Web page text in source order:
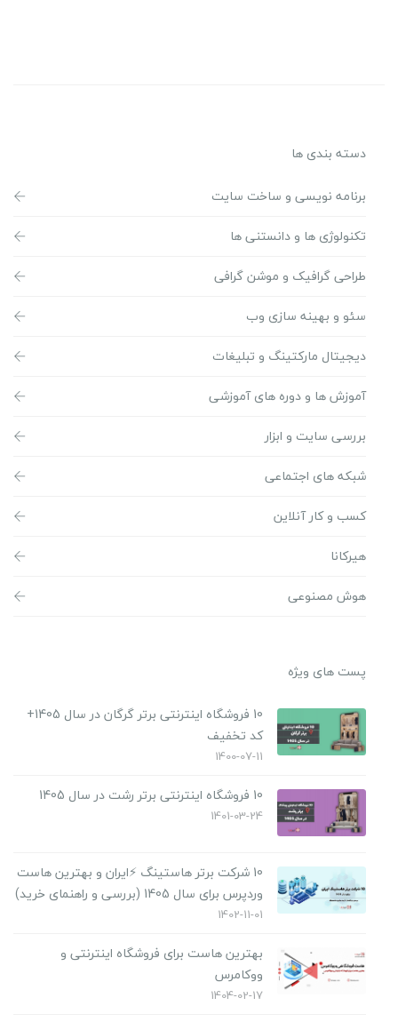
دسته بندی ها
برنامه نویسی و ساخت سایت
تکنولوژی ها و دانستنی ها
طراحی گرافیک و موشن گرافی
سئو و بهینه سازی وب
دیجیتال مارکتینگ و تبلیغات
آموزش ها و دوره های آموزشی
بررسی سایت و ابزار
شبکه های اجتماعی
کسب و کار آنلاین
هیرکانا
هوش مصنوعی
پست های ویژه
10 فروشگاه اینترنتی برتر گرگان در سال 1405+
کد تخفیف
1400-07-11
10 فروشگاه اینترنتی برتر رشت در سال 1405
1401-03-24
10 شرکت برتر هاستینگ ⚡️ایران و بهترین هاست
وردپرس برای سال 1405 (بررسی و راهنمای خرید)
1402-11-01
بهترین هاست برای فروشگاه اینترنتی و
ووکامرس
1404-02-17